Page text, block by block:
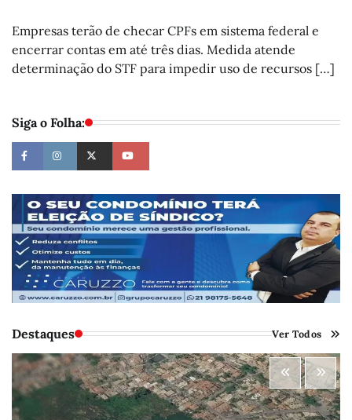
Empresas terão de checar CPFs em sistema federal e
encerrar contas em até três dias. Medida atende
determinação do STF para impedir uso de recursos […]
Siga o Folha:
Destaques Ver Todos